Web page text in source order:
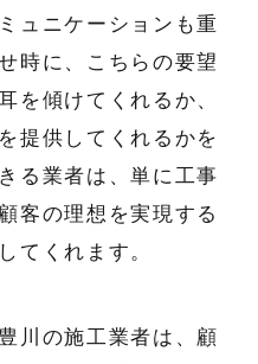
ュニケーションも重
時に、こちらの要望
を傾けてくれるか、
提供してくれるかを
る業者は、単に工事
客の理想を実現する
てくれます。
川の施工業者は、顧